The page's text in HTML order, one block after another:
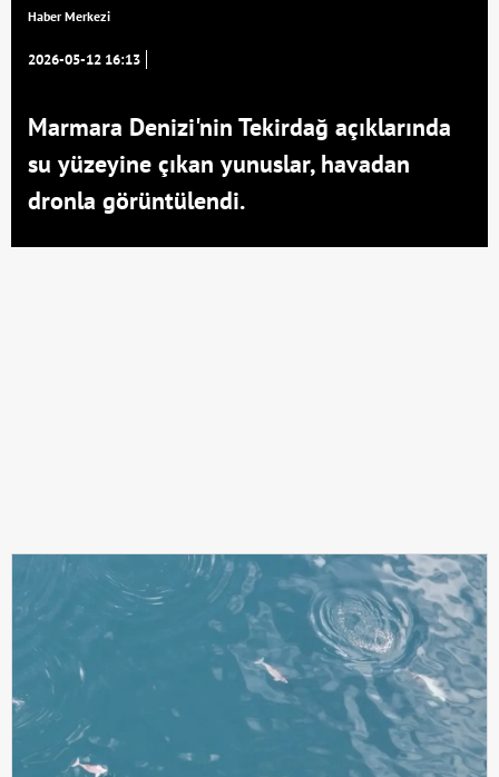
Haber Merkezi
2026-05-12 16:13
Marmara Denizi'nin Tekirdağ açıklarında
su yüzeyine çıkan yunuslar, havadan
dronla görüntülendi.